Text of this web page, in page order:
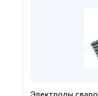
Электроды